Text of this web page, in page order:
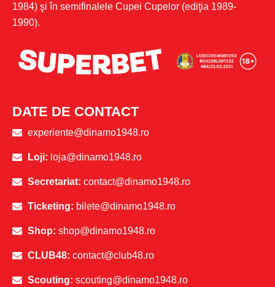
1984) şi în semifinalele Cupei Cupelor (ediţia 1989-
1990).
DATE DE CONTACT
experiente@dinamo1948.ro
Loji: loja@dinamo1948.ro
Secretariat: contact@dinamo1948.ro
Ticketing: bilete@dinamo1948.ro
Shop: shop@dinamo1948.ro
CLUB48: contact@club48.ro
Scouting: scouting@dinamo1948.ro